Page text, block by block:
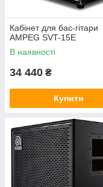
Кабінет для бас-гітари
AMPEG SVT-15E
В наявності
34 440 ₴
Купити